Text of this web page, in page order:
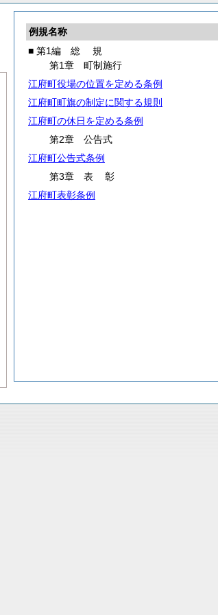
例規名称
■ 第1編 総 規
第1章 町制施行
江府町役場の位置を定める条例
江府町町旗の制定に関する規則
江府町の休日を定める条例
第2章 公告式
江府町公告式条例
第3章 表彰
江府町表彰条例